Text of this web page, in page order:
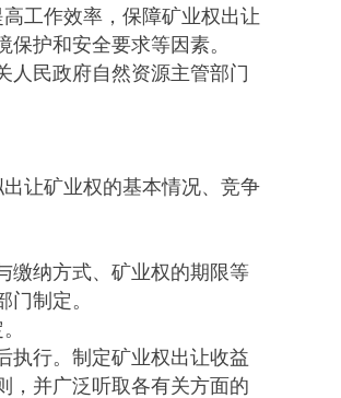
工作效率，保障矿业权出让
护和安全要求等因素。
民政府自然资源主管部门
让矿业权的基本情况、竞争
纳方式、矿业权的期限等
制定。
行。制定矿业权出让收益
，并广泛听取各有关方面的